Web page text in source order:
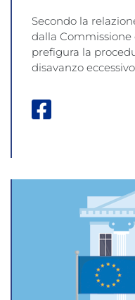
Secondo la
dalla Commissione
prefigura la
disavanzo eccessivo
Facebook: